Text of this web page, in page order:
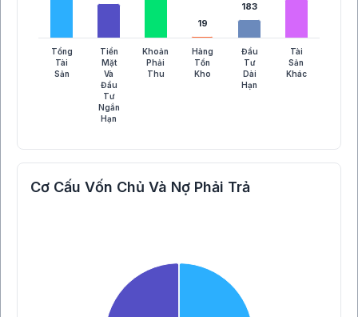
19
19
183
183
Tổng
Tài
Sản
Tiền
Mặt
Và
Đầu
Tư
Ngắn
Hạn
Khoản
Phải
Thu
Hàng
Tồn
Kho
Đầu
Tư
Dài
Hạn
Tài
Sản
Khác
Cơ Cấu Vốn Chủ Và Nợ Phải Trả